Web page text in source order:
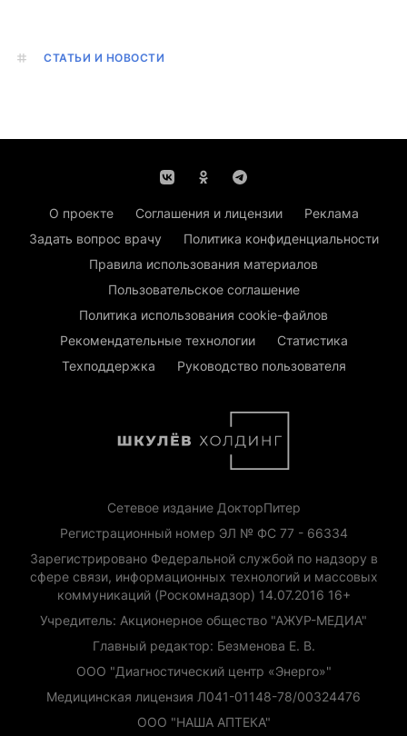
СТАТЬИ И НОВОСТИ
О проекте Соглашения и лицензии
Реклама
Задать вопрос врачу
Политика конфиденциальности
Правила использования материалов
Пользовательское соглашение
Политика использования cookie-файлов
Рекомендательные технологии
Статистика
Техподдержка
Руководство пользователя
Сетевое издание ДокторПитер
Регистрационный номер ЭЛ № ФС 77 - 66334
Зарегистрировано Федеральной службой по надзору в
сфере связи, информационных технологий и массовых
коммуникаций (Роскомнадзор) 14.07.2016 16+
Учредитель: Акционерное общество "АЖУР-МЕДИА"
Главный редактор: Безменова Е. В.
ООО "Диагностический центр «Энерго»"
Медицинская лицензия Л041-01148-78/00324476
ООО "НАША АПТЕКА"